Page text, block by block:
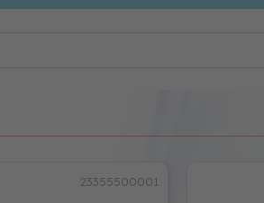
23355500001